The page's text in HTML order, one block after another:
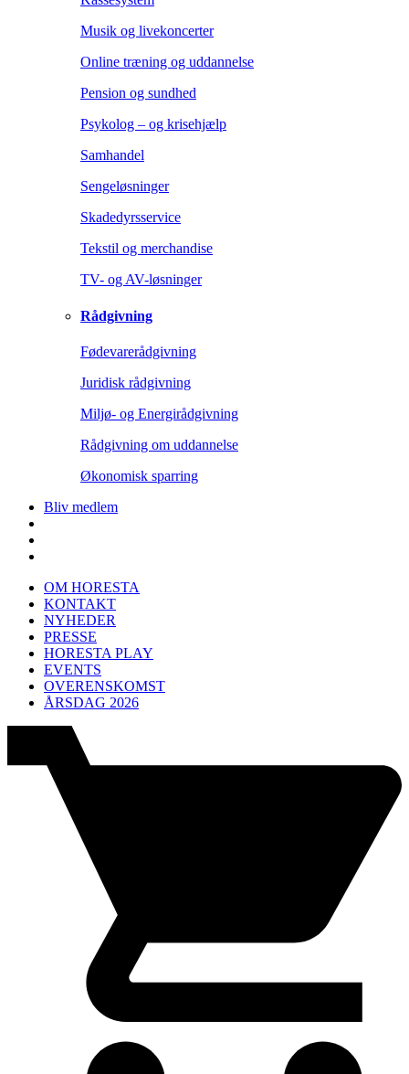
Musik og livekoncerter
Online træning og uddannelse
Pension og sundhed
Psykolog – og krisehjælp
Samhandel
Sengeløsninger
Skadedyrsservice
Tekstil og merchandise
TV- og AV-løsninger
Rådgivning
Fødevarerådgivning
Juridisk rådgivning
Miljø- og Energirådgivning
Rådgivning om uddannelse
Økonomisk sparring
Bliv medlem
OM HORESTA
KONTAKT
NYHEDER
PRESSE
HORESTA PLAY
EVENTS
OVERENSKOMST
ÅRSDAG 2026